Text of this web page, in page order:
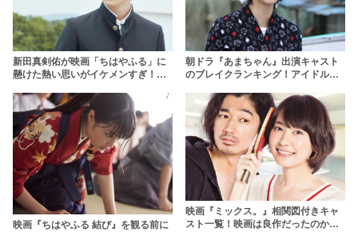
新田真剣佑が映画「ちはやふる」に
懸けた熱い思いがイケメンすぎ！
朝ドラ『あまちゃん』出演キャスト
のブレイクランキング！アイドル女
映画『ちはやふる 結び』を観る前に
映画『ミックス。』相関図付きキャ
スト一覧！映画は良作だったのか？